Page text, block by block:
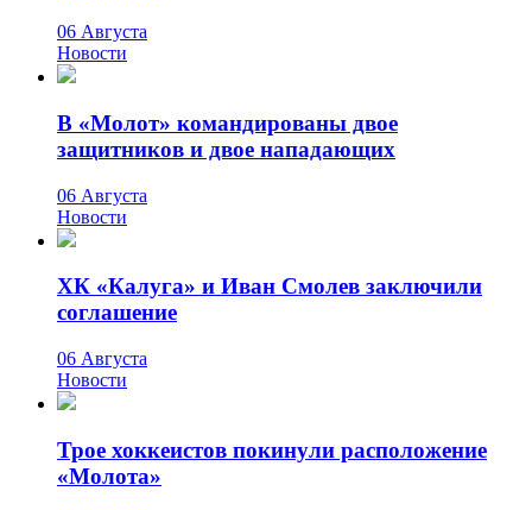
06 Августа
Новости
В «Молот» командированы двое
защитников и двое нападающих
06 Августа
Новости
ХК «Калуга» и Иван Смолев заключили
соглашение
06 Августа
Новости
Трое хоккеистов покинули расположение
«Молота»